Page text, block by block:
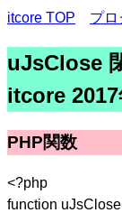
itcore TOP プロ
uJsClose
itcore
PHP関数
<?php
function